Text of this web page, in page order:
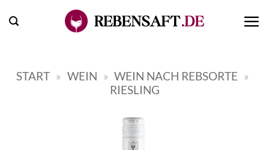
Inhalt
START » WEIN » WEIN NACH REBSORTE »
RIESLING